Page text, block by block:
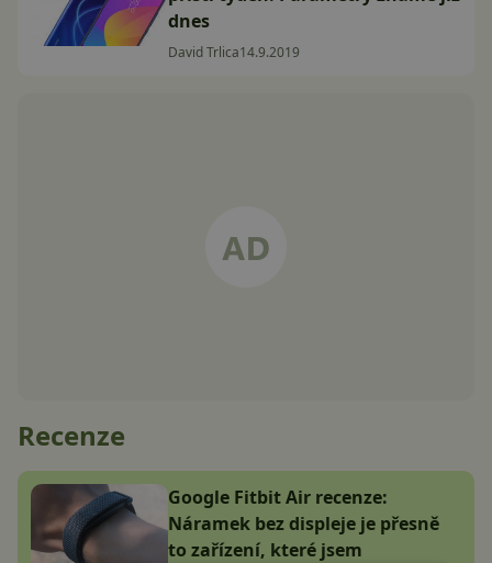
dnes
David Trlica14.9.2019
Recenze
Google Fitbit Air recenze:
Náramek bez displeje je přesně
to zařízení, které jsem